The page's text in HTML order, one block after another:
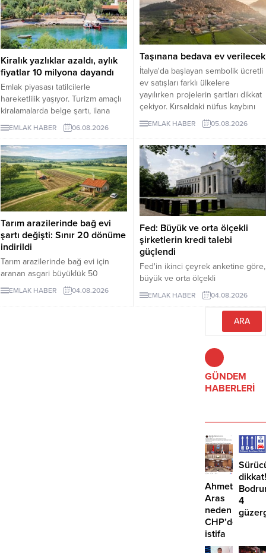
Kiralık yazlıklar azaldı, aylık
fiyatlar 10 milyona dayandı
Emlak piyasası tatilcilerle
hareketlilik yaşıyor. Turizm amaçlı
kiralamalarda belge şartı, ilana
çıkan günlük kiralık mülk sayısını 7
binin altına düşürürken, fiyatlar da
yukarı çıktı. Akdeniz ve Ege’de
yazlıkların günlük kirası 6 bin lira
ile 75 bin lira arasında değişti.
Lüks villaların aylık kira tutarları 10
milyon liraya kadar yükseldi.
Sektör...
EMLAK HABER 06.08.2026
Taşınana bedava ev verilecek
İtalya'da başlayan sembolik ücretli
ev satışları farklı ülkelere
yayılırken projelerin şartları dikkat
çekiyor. Kırsaldaki nüfus kaybını
önlemeyi amaçlayan
uygulamalarda evler ücretsiz veya
de alıcıların belli şartları
yerinegetirmesi gerekiyor.
EMLAK HABER 05.08.2026
Tarım arazilerinde bağ evi
şartı değişti: Sınır 20 dönüme
indirildi
Tarım arazilerinde bağ evi için
aranan asgari büyüklük 50
dönümden 20 dönüme indirildi.
Düzenleme, izinsiz bungalovları
EMLAK HABER 04.08.2026
Fed: Büyük ve orta ölçekli
şirketlerin kredi talebi
güçlendi
Fed'in ikinci çeyrek anketine göre,
büyük ve orta ölçekli
işletmelerden gelen ticari kredi
talebi güçlenirken, işletmelere
yönelik kredi standartları genel
EMLAK HABER 04.08.2026
GÜNDEM
HABERLERİ
Ahmet
Aras
neden
CHP’den
istifa
etmiyor?
dikkat!
4